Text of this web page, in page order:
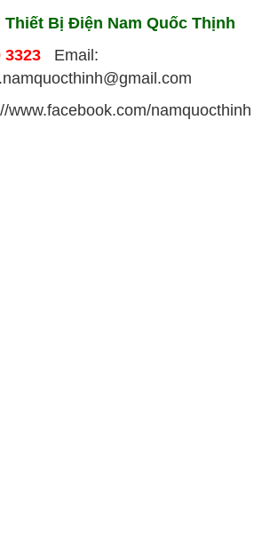
Thiết Bị Điện Nam Quốc Thịnh
3323 Email:
www.facebook.com/namquocthinh